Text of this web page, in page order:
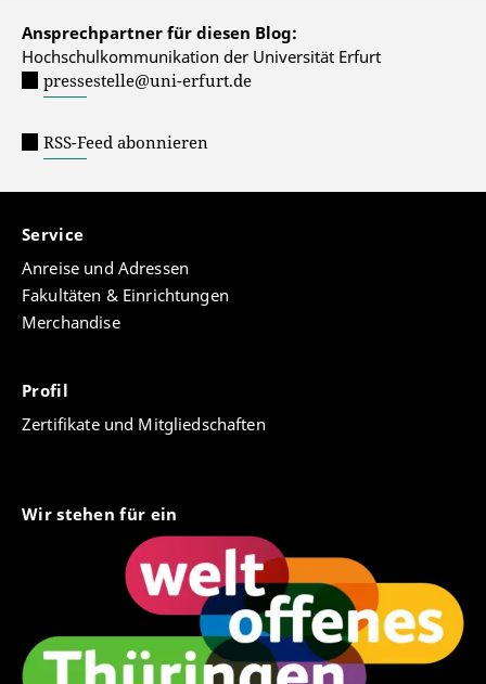
Ansprechpartner für diesen Blog:
Hochschulkommunikation der Universität Erfurt
pressestelle@uni-erfurt.de
RSS-Feed abonnieren
Service
Anreise und Adressen
Fakultäten & Einrichtungen
Merchandise
Profil
Zertifikate und Mitgliedschaften
Wir stehen für ein